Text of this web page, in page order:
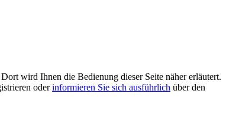
wird Ihnen die Bedienung dieser Seite näher erläutert.
oderinformieren Sie sich ausführlich über den